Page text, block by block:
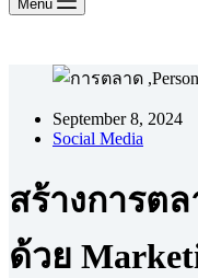
Menu
September 8, 2024
Social Media
สร้างการตล
ด้วย